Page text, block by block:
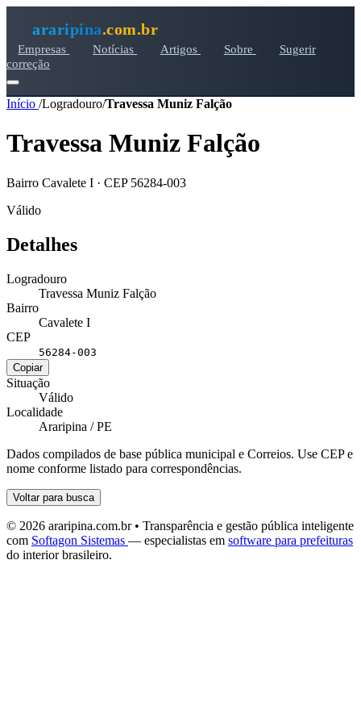
araripina.com.br
Empresas Notícias Artigos Sobre
Sugerir
correção
Início /Logradouro/Travessa Muniz Falção
Travessa Muniz Falção
Bairro Cavalete I · CEP 56284-003
Válido
Detalhes
Logradouro
Travessa Muniz Falção
Bairro
Cavalete I
CEP
56284-003
Copiar
Situação
Válido
Localidade
Araripina / PE
Dados compilados de base pública municipal e Correios. Use CEP e
nome conforme listado para correspondências.
Voltar para busca
© 2026 araripina.com.br • Transparência e gestão pública inteligente
com Softagon Sistemas — especialistas em software para prefeituras
do interior brasileiro.